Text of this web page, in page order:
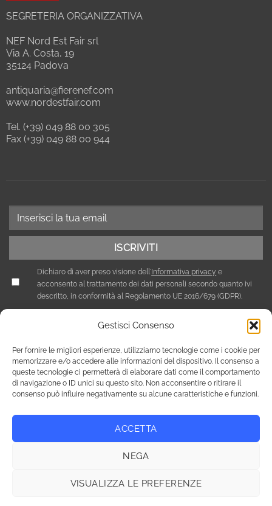
Gestisci Consenso
Per fornire le migliori esperienze, utilizziamo tecnologie come i cookie per
memorizzare e/o accedere alle informazioni del dispositivo. Il consenso a
queste tecnologie ci permetterà di elaborare dati come il comportamento
di navigazione o ID unici su questo sito. Non acconsentire o ritirare il
consenso può influire negativamente su alcune caratteristiche e funzioni.
ACCETTA
NEGA
VISUALIZZA LE PREFERENZE
SEGRETERIA ORGANIZZATIVA
NEF Nord Est Fair srl
Via A. Costa, 19
35124 Padova
antiquaria@fierenef.com
www.nordestfair.com
Tel. (+39) 049 88 00 305
Fax (+39) 049 88 00 944
Dichiaro di aver preso visione dell' Informativa privacy e
acconsento al trattamento dei dati personali secondo quanto ivi
descritto, in conformità al Regolamento UE 2016/679 (GDPR).
Privacy Policy Cookie Policy (UE)
Copyright 2026 © Tutti i diritti riservati / NEF Nord Est Fair srl ,
fax +39 049 8800944 - email: giulia@fierenef.com / p.iva & c.f.